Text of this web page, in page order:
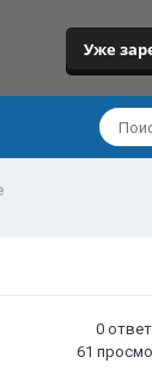
Уже
0
61